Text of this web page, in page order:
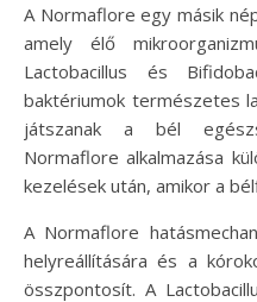
A Normaflore egy másik
amely élő
Lactobacillus és
baktériumok természetes
játszanak a bél
Normaflore alkalmazása
kezelések után, amikor a
A Normaflore
helyreállítására és a
összpontosít. A